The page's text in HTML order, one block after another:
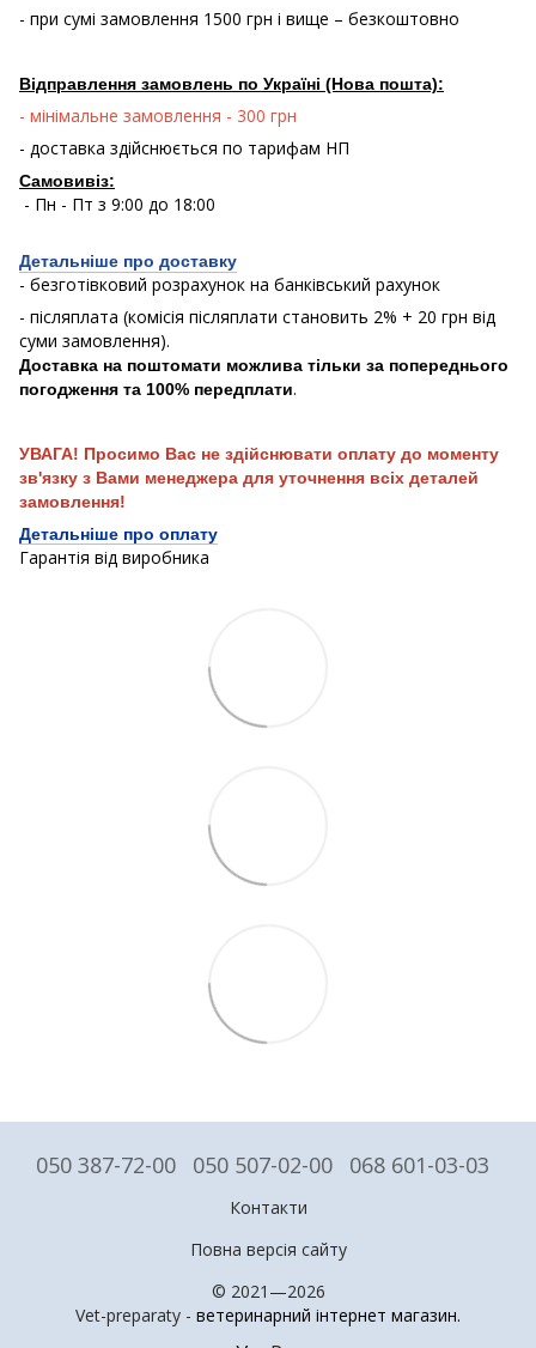
- при сумі замовлення 1500 грн і вище – безкоштовно
Відправлення замовлень по Україні (Нова пошта):
- мінімальне замовлення - 300 грн
- доставка здійснюється по тарифам НП
Самовивіз:
- Пн - Пт з 9:00 до 18:00
Детальніше про доставку
- безготівковий розрахунок на банківський рахунок
- післяплата (комісія післяплати становить 2% + 20 грн від
суми замовлення).
Доставка на поштомати можлива тільки за попереднього
погодження та 100% передплати.
УВАГА! Просимо Вас не здійснювати оплату до моменту
зв'язку з Вами менеджера для уточнення всіх деталей
замовлення!
Детальніше про оплату
Гарантія від виробника
050 387-72-00 050 507-02-00 068 601-03-03
Контакти
Повна версія сайту
© 2021—2026
Vet-preparaty - ветеринарний інтернет магазин.